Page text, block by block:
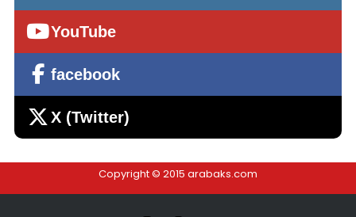
ENJOY CAR RENTAL,DEN KİRALIK FİAT FİORİNO
Kiralama bedeli 750 TL
YouTube
facebook
X (Twitter)
Copyright © 2015 arabaks.com